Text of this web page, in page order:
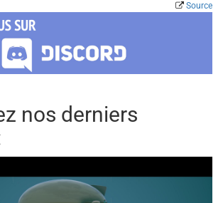
Source
nos derniers